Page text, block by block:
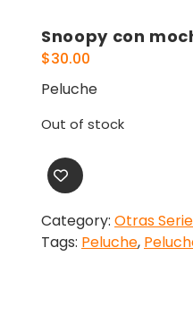
Snoopy con
$30.00
Peluche
Out of stock
Category: Otras
Tags: Peluche,